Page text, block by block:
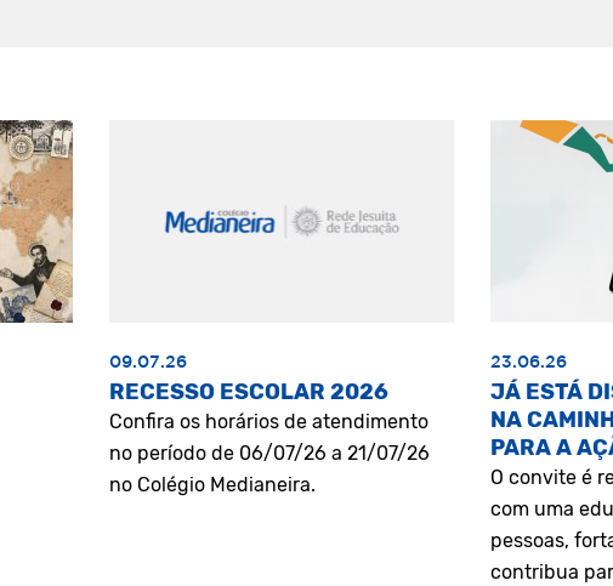
09.07.26
RECESSO ESCOLAR 2026
Confira os horários de atendimento
no período de 06/07/26 a 21/07/26
no Colégio Medianeira.
23.06.26
JÁ ESTÁ
NA
PARA A
O convite é
com uma
pessoas,
contribua